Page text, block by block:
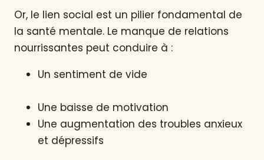
Or, le lien social est un pilier fondamental de
la santé mentale. Le manque de relations
nourrissantes peut conduire à :
Un sentiment de vide
Une baisse de motivation
Une augmentation des troubles anxieux
et dépressifs